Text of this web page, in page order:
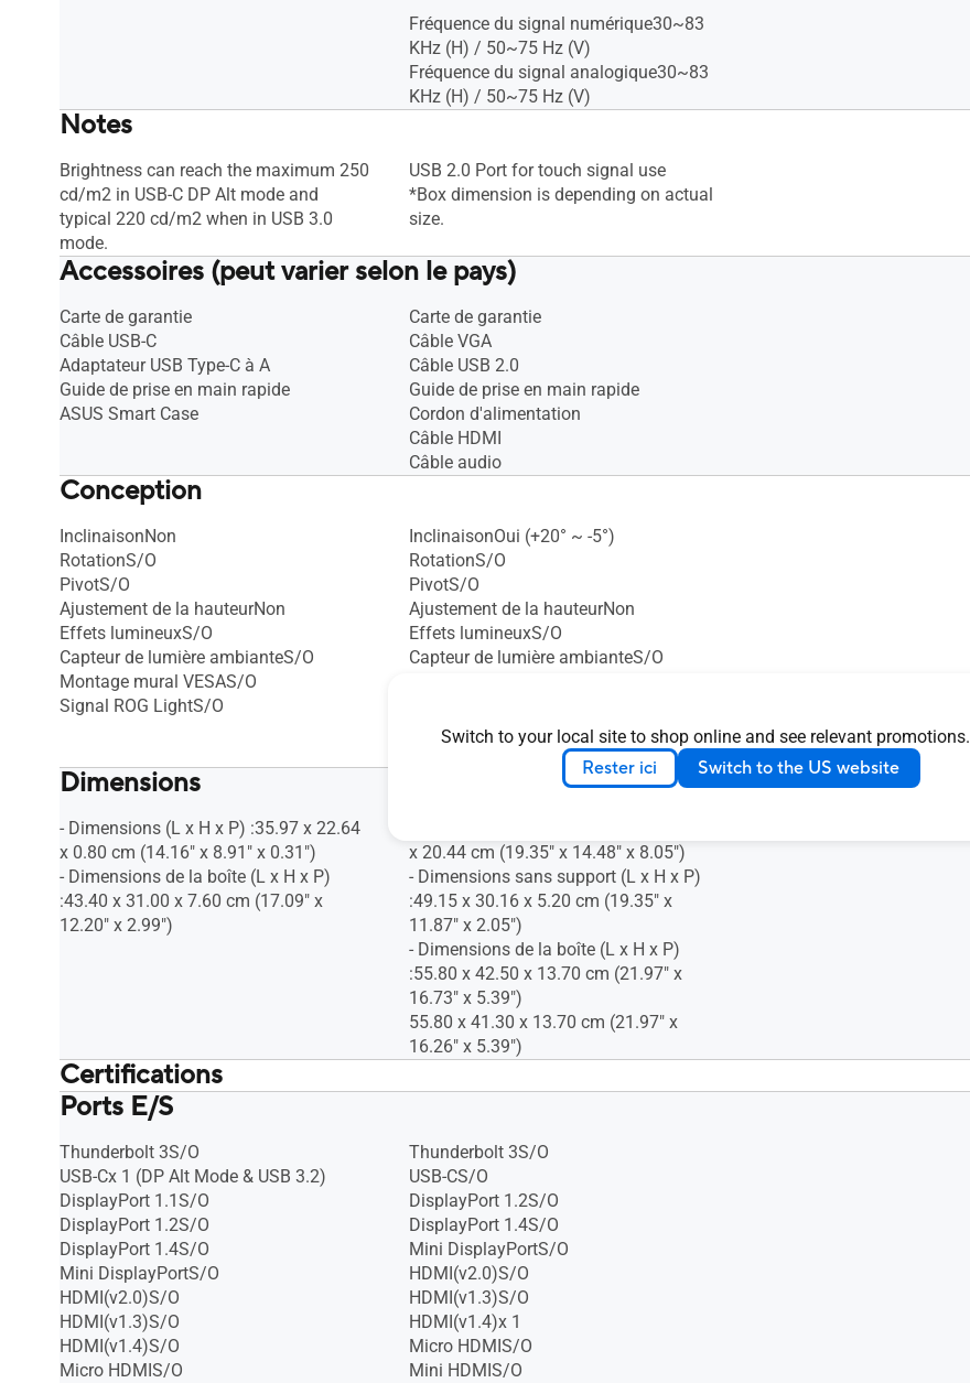
Switch to your local site to shop online and see relevant promotions.
Rester ici Switch to the US website
Fréquence du signal numérique30~83
KHz (H) / 50~75 Hz (V)
Fréquence du signal analogique30~83
KHz (H) / 50~75 Hz (V)
Notes
Brightness can reach the maximum 250
cd/m2 in USB-C DP Alt mode and
typical 220 cd/m2 when in USB 3.0
mode.
USB 2.0 Port for touch signal use
*Box dimension is depending on actual
size.
Accessoires (peut varier selon le pays)
Carte de garantie
Câble USB-C
Adaptateur USB Type-C à A
Guide de prise en main rapide
ASUS Smart Case
Carte de garantie
Câble VGA
Câble USB 2.0
Guide de prise en main rapide
Cordon d'alimentation
Câble HDMI
Câble audio
Conception
InclinaisonNon
RotationS/O
PivotS/O
Ajustement de la hauteurNon
Effets lumineuxS/O
Capteur de lumière ambianteS/O
Montage mural VESAS/O
Signal ROG LightS/O
InclinaisonOui (+20° ~ -5°)
RotationS/O
PivotS/O
Ajustement de la hauteurNon
Effets lumineuxS/O
Capteur de lumière ambianteS/O
Embase pour trépiedS/O
Traitement antibactérienS/O
Dimensions
- Dimensions (L x H x P) :35.97 x 22.64
x 0.80 cm (14.16" x 8.91" x 0.31")
- Dimensions de la boîte (L x H x P)
:43.40 x 31.00 x 7.60 cm (17.09" x
12.20" x 2.99")
x 20.44 cm (19.35" x 14.48" x 8.05")
- Dimensions sans support (L x H x P)
:49.15 x 30.16 x 5.20 cm (19.35" x
11.87" x 2.05")
- Dimensions de la boîte (L x H x P)
:55.80 x 42.50 x 13.70 cm (21.97" x
16.73" x 5.39")
55.80 x 41.30 x 13.70 cm (21.97" x
16.26" x 5.39")
Certifications
TÜV Low Blue Light
TÜV Flicker-free
Ports E/S
Thunderbolt 3S/O
USB-Cx 1 (DP Alt Mode & USB 3.2)
DisplayPort 1.1S/O
DisplayPort 1.2S/O
DisplayPort 1.4S/O
Mini DisplayPortS/O
HDMI(v2.0)S/O
HDMI(v1.3)S/O
HDMI(v1.4)S/O
Micro HDMIS/O
Thunderbolt 3S/O
USB-CS/O
DisplayPort 1.2S/O
DisplayPort 1.4S/O
Mini DisplayPortS/O
HDMI(v2.0)S/O
HDMI(v1.3)S/O
HDMI(v1.4)x 1
Micro HDMIS/O
Mini HDMIS/O